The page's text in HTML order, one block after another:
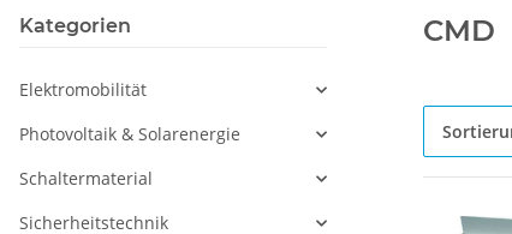
CMD
Kategorien
Elektromobilität
Photovoltaik & Solarenergie
Schaltermaterial
Sicherheitstechnik